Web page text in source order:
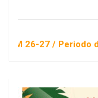
/ Periodo de